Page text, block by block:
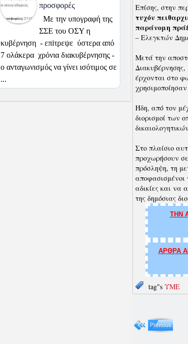
Επίσης, στην
τυχόν
παράνομη
– Ελεγκτών
Μετά την
έρχονται στο
Ήδη, από τον
διορισμοί των
Στο πλαίσιο
προχωρήσουν
πρόσληψη, τη
αποφασισμένοι
αδικίες και να
της δημόσιας
ΤΗΝ
ΑΡΘΡΑ
tag"s ΥΜΕ
προσφορές
Με την υπογραφή της
ΣΣΕ του ΟΣΥ η
κυβέρνηση - επiτρεψε ύστερα από
7 ολάκερα χρόνια διακυβέρνησης -
ο ανταγωνισμός να γίνει ισότιμος σε
...